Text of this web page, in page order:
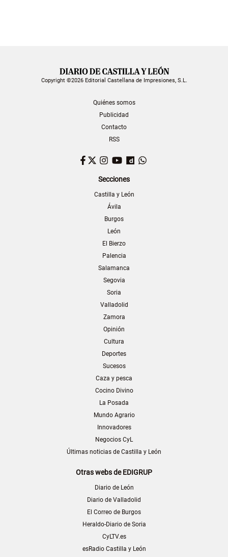
Copyright ©2026 Editorial Castellana de Impresiones, S.L.
Quiénes somos
Publicidad
Contacto
RSS
Facebook
TwitterInstagram
YouTubeDailymotion
Secciones
Castilla y León
Ávila
Burgos
León
El Bierzo
Palencia
Salamanca
Segovia
Soria
Valladolid
Zamora
Opinión
Cultura
Deportes
Sucesos
Caza y pesca
Cocino Divino
La Posada
Mundo Agrario
Innovadores
Negocios CyL
Últimas noticias de Castilla y León
Otras webs de EDIGRUP
Diario de León
Diario de Valladolid
El Correo de Burgos
Heraldo-Diario de Soria
CyLTV.es
esRadio Castilla y León